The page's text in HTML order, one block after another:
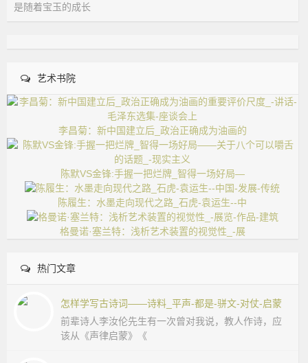
是随着宝玉的成长
艺术书院
李昌菊：新中国建立后_政治正确成为油画的
陈默VS金锋:手握一把烂牌_智得一场好局—
陈履生：水墨走向现代之路_石虎-袁运生--中
格曼诺·塞兰特：浅析艺术装置的视觉性_-展
热门文章
怎样学写古诗词——诗料_平声-都是-骈文-对仗-启蒙
前辈诗人李汝伦先生有一次曾对我说，教人作诗，应
该从《声律启蒙》《